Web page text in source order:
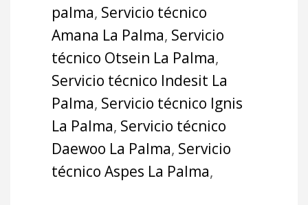
palma, Servicio técnico
Amana La Palma, Servicio
técnico Otsein La Palma,
Servicio técnico Indesit La
Palma, Servicio técnico Ignis
La Palma, Servicio técnico
Daewoo La Palma, Servicio
técnico Aspes La Palma,